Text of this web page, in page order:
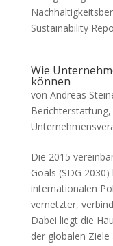
Sustainability
Wie
können
von Andreas
Berichterstattung,
Die 2015
Goals (SDG
internationalen
vernetzter,
Dabei liegt die
der globalen Ziele